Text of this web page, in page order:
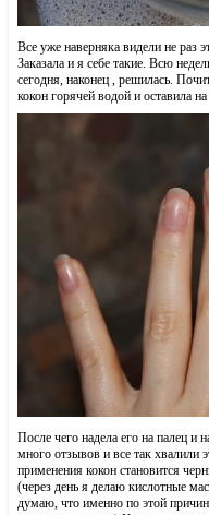
Все уже наверняка видели не раз
Заказала и я себе такие. Всю
сегодня, наконец , решилась.
кокон горячей водой и оставила
После чего надела его на палец и
много отзывов и все так хвалили
применения кокон становится
(через день я делаю кислотные
думаю, что именно по этой